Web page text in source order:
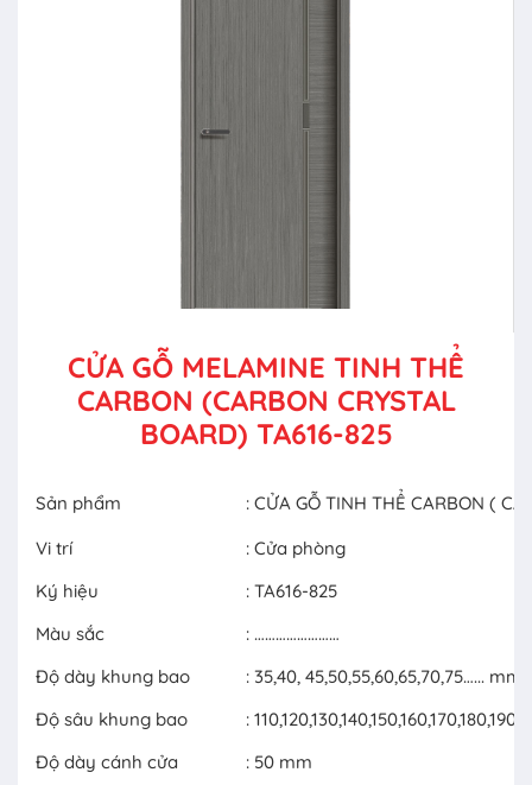
CỬA GỖ MELAMINE TINH THỂ
CARBON (CARBON CRYSTAL
BOARD) TA616-825
Sản phẩm
: CỬA GỖ TINH THỂ CARBON (
Vi trí
: Cửa phòng
Ký hiệu
: TA616-825
Màu sắc
: ……………………
Độ dày khung bao
: 35,40, 45,50,55,60,65,70,75…... mm
Độ sâu khung bao
:
Độ dày cánh cửa
: 50 mm